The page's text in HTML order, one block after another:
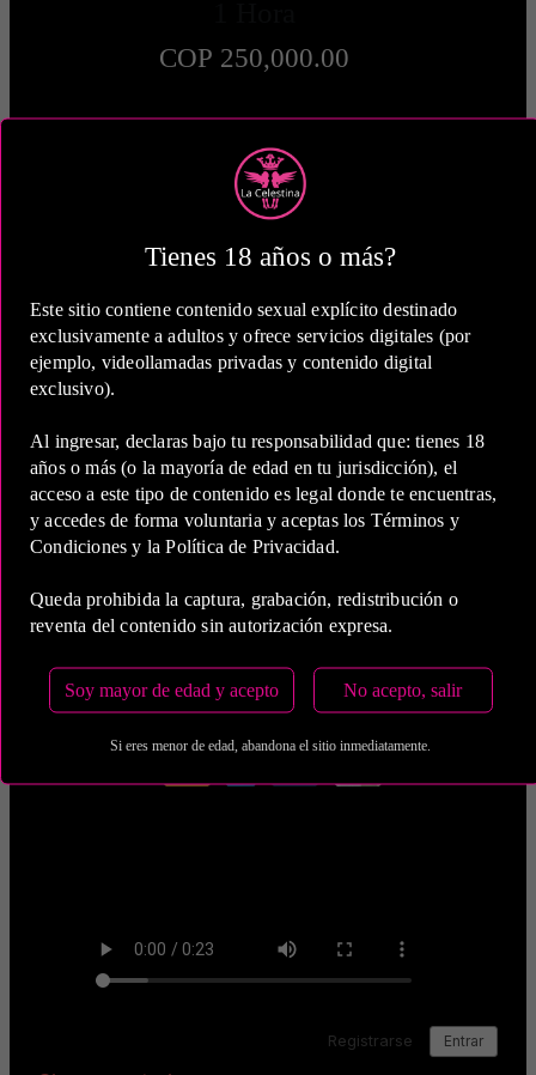
Tienes 18 años o más?
Este sitio contiene contenido sexual explícito destinado
exclusivamente a adultos y ofrece servicios digitales (por
ejemplo, videollamadas privadas y contenido digital
exclusivo).
Al ingresar, declaras bajo tu responsabilidad que: tienes 18
años o más (o la mayoría de edad en tu jurisdicción), el
acceso a este tipo de contenido es legal donde te encuentras,
y accedes de forma voluntaria y aceptas los Términos y
Condiciones y la Política de Privacidad.
Queda prohibida la captura, grabación, redistribución o
reventa del contenido sin autorización expresa.
Soy mayor de edad y acepto No acepto, salir
Si eres menor de edad, abandona el sitio inmediatamente.
COP 250,000.00
2 Horas
COP 450,000.00
COP 700,000.00
Estas tarifas incluyen transporte y preservativos